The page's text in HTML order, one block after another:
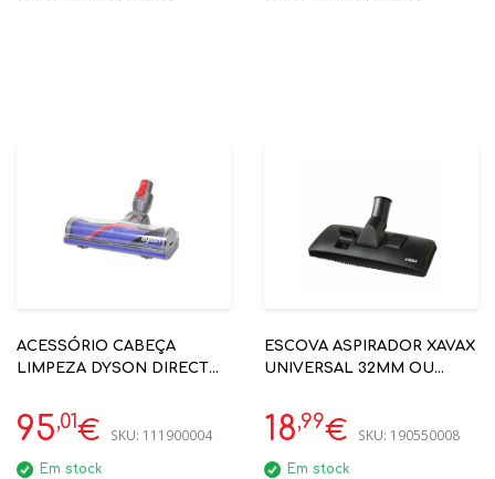
ACESSÓRIO CABEÇA
LIMPEZA DYSON DIRECT
/ V15 - 967483-01/5
95,01€ SKU: 111900004
Em stock
ESCOVA ASPIRADOR XAVAX
UNIVERSAL 32MM OU
18,99€ SKU: 190550008
Em stock